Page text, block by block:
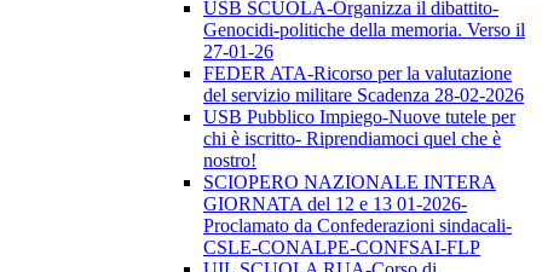
USB SCUOLA-Organizza il dibattito-
Genocidi-politiche della memoria. Verso il
27-01-26
FEDER ATA-Ricorso per la valutazione
del servizio militare Scadenza 28-02-2026
USB Pubblico Impiego-Nuove tutele per
chi è iscritto- Riprendiamoci quel che è
nostro!
SCIOPERO NAZIONALE INTERA
GIORNATA del 12 e 13 01-2026-
Proclamato da Confederazioni sindacali-
CSLE-CONALPE-CONFSAI-FLP